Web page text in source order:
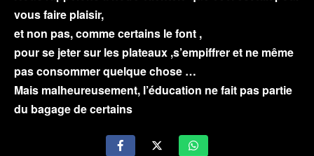
vous faire plaisir,
et non pas, comme certains le font ,
pour se jeter sur les plateaux ,s’empiffrer et ne même
pas consommer quelque chose …
Mais malheureusement, l’éducation ne fait pas partie
du bagage de certains